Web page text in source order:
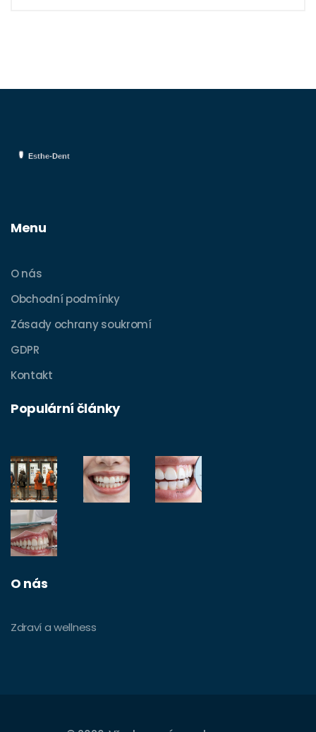
Menu
O nás
Obchodní podmínky
Zásady ochrany soukromí
GDPR
Kontakt
Populární články
O nás
Zdraví a wellness